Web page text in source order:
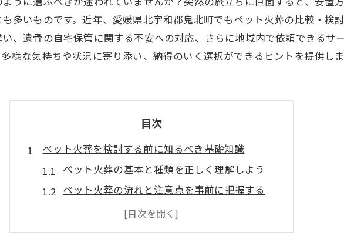
多いものです。近年、愛媛県北宇和郡鬼北町でもペット火葬の比較・検
、遺骨の自宅保管に関する不安への対応、さらに地域内で依頼できるサ
様な気持ちや状況に寄り添い、納得のいく選択ができるヒントを提供しま
目次
ペット火葬を検討する前に知るべき基礎知識
ペット火葬の基本と種類を正しく理解しよう
ペット火葬の流れと注意点を事前に把握する
ペット火葬を選ぶ際の基準と選び方のポイント
ペット火葬のサービス内容と対応範囲の違い